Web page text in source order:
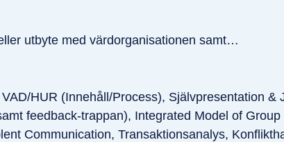
utbyte med värdorganisationen samt…
HUR (Innehåll/Process), Självpresentation &
feedback-trappan), Integrated Model of
Communication, Transaktionsanalys,